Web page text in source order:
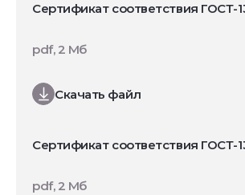
Сертификат соответствия ГОСТ-
Скачать файл
pdf, 2 Мб
Сертификат соответствия ГОСТ-
pdf, 2 Мб